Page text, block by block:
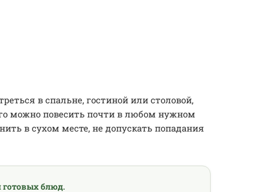
в спальне, гостиной или столовой,
можно повесить почти в любом нужном
в сухом месте, не допускать попадания
готовых блюд.